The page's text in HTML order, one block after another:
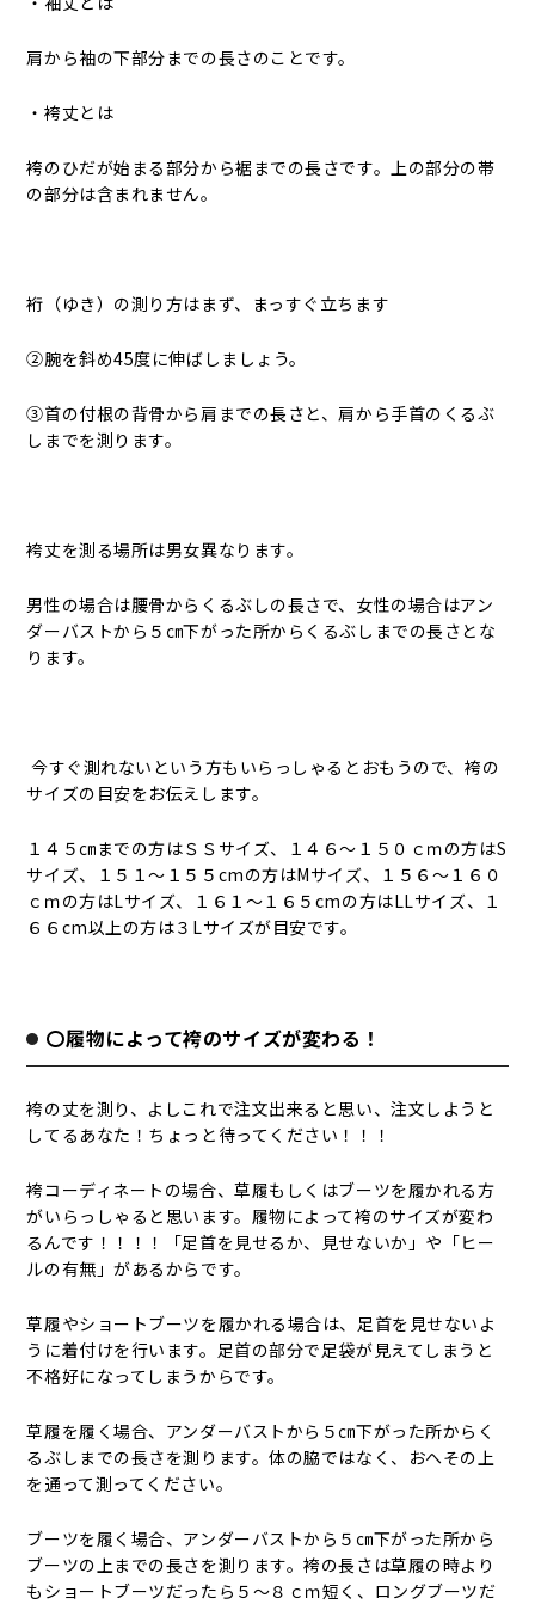
肩から袖の下部分までの長さのことです。
・袴丈とは
袴のひだが始まる部分から裾までの長さです。上の部分の帯
の部分は含まれません。
裄（ゆき）の測り方はまず、まっすぐ立ちます
②腕を斜め45度に伸ばしましょう。
③首の付根の背骨から肩までの長さと、肩から手首のくるぶ
しまでを測ります。
袴丈を測る場所は男女異なります。
男性の場合は腰骨からくるぶしの長さで、女性の場合はアン
ダーバストから５㎝下がった所からくるぶしまでの長さとな
ります。
今すぐ測れないという方もいらっしゃるとおもうので、袴の
サイズの目安をお伝えします。
１４５㎝までの方はＳＳサイズ、１４６～１５０ｃｍの方はS
サイズ、１５１～１５５cmの方はMサイズ、１５６～１６０
ｃｍの方はLサイズ、１６１～１６５cmの方はLLサイズ、１
６６cm以上の方は３Lサイズが目安です。
〇履物によって袴のサイズが変わる！
袴の丈を測り、よしこれで注文出来ると思い、注文しようと
してるあなた！ちょっと待ってください！！！
袴コーディネートの場合、草履もしくはブーツを履かれる方
がいらっしゃると思います。履物によって袴のサイズが変わ
るんです！！！！「足首を見せるか、見せないか」や「ヒー
ルの有無」があるからです。
草履やショートブーツを履かれる場合は、足首を見せないよ
うに着付けを行います。足首の部分で足袋が見えてしまうと
不格好になってしまうからです。
草履を履く場合、アンダーバストから５㎝下がった所からく
るぶしまでの長さを測ります。体の脇ではなく、おへその上
を通って測ってください。
ブーツを履く場合、アンダーバストから５㎝下がった所から
ブーツの上までの長さを測ります。袴の長さは草履の時より
もショートブーツだったら５～８ｃｍ短く、ロングブーツだ